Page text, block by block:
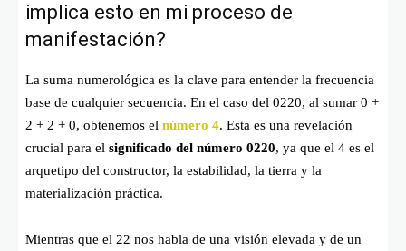
implica esto en mi proceso de
manifestación?
La suma numerológica es la clave para entender la frecuencia
base de cualquier secuencia. En el caso del 0220, al sumar 0 +
2 + 2 + 0, obtenemos el número 4. Esta es una revelación
crucial para el significado del número 0220, ya que el 4 es el
arquetipo del constructor, la estabilidad, la tierra y la
materialización práctica.
Mientras que el 22 nos habla de una visión elevada y de un